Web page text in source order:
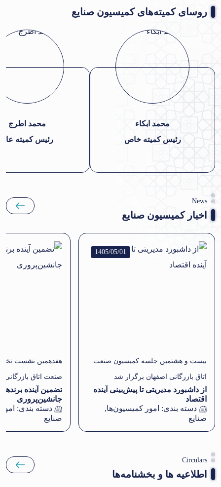
روسای کمیته‌های کمیسیون صنایع
محمد ابکاء
رئیس کمیته خاص
محمد اطرج
رئیس کمیته عام
News
اخبار کمیسیون صنایع
1405/05/01
بیست و هشتمین جلسه کمیسیون صنعت
اتاق بازرگانی اصفهان برگزار شد
از داشبورد مدیریتی تا پیش‌بینی آینده
اقتصاد
دسته بندی: امور کمیسیون‌ها,
صنایع
هفدهمین نشست
صنعت اتاق بازرگانی
تضمین آینده
جانشین‌پروری
دسته بندی:
صنایع
Circulars
اطلاعیه ها و بخشنامه‌ها